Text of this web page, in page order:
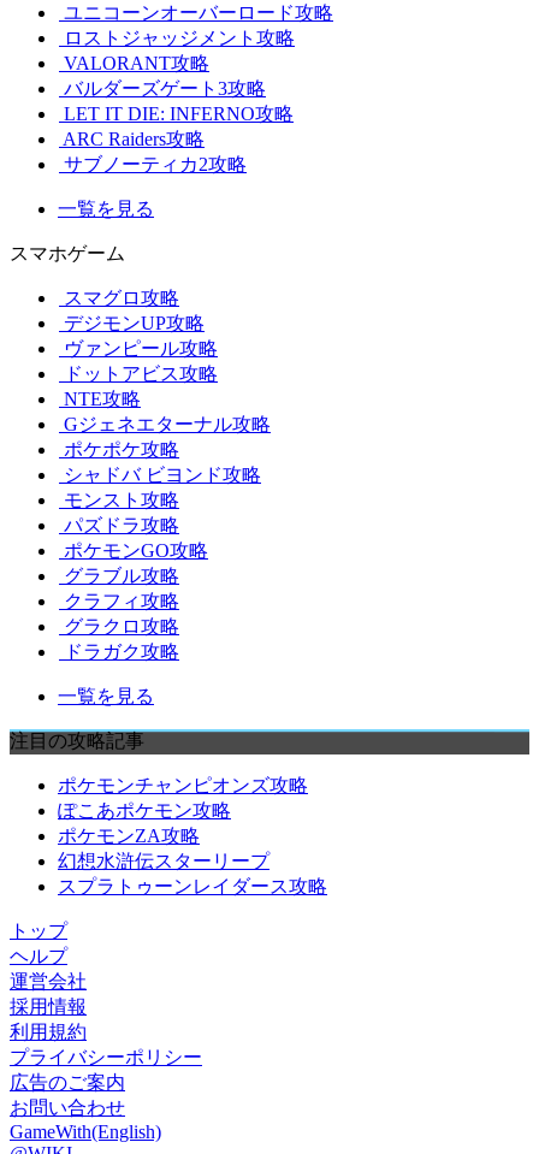
ユニコーンオーバーロード攻略
ロストジャッジメント攻略
VALORANT攻略
バルダーズゲート3攻略
LET IT DIE: INFERNO攻略
ARC Raiders攻略
サブノーティカ2攻略
一覧を見る
スマホゲーム
スマグロ攻略
デジモンUP攻略
ヴァンピール攻略
ドットアビス攻略
NTE攻略
Gジェネエターナル攻略
ポケポケ攻略
シャドバ ビヨンド攻略
モンスト攻略
パズドラ攻略
ポケモンGO攻略
グラブル攻略
クラフィ攻略
グラクロ攻略
ドラガク攻略
一覧を見る
注目の攻略記事
ポケモンチャンピオンズ攻略
ぽこあポケモン攻略
ポケモンZA攻略
幻想水滸伝スターリープ
スプラトゥーンレイダース攻略
トップ
ヘルプ
運営会社
採用情報
利用規約
プライバシーポリシー
広告のご案内
お問い合わせ
GameWith(English)